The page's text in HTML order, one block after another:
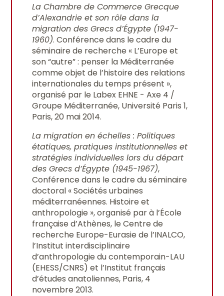
La Chambre de Commerce Grecque
d’Alexandrie et son rôle dans la
migration des Grecs d’Égypte (1947-
1960). Conférence dans le cadre du
séminaire de recherche « L’Europe et
son “autre” : penser la Méditerranée
comme objet de l’histoire des relations
internationales du temps présent »,
organisé par le Labex EHNE - Axe 4 /
Groupe Méditerranée, Université Paris 1,
Paris, 20 mai 2014.
La migration en échelles : Politiques
étatiques, pratiques institutionnelles et
stratégies individuelles lors du départ
des Grecs d’Égypte (1945-1967),
Conférence dans le cadre du séminaire
doctoral « Sociétés urbaines
méditerranéennes. Histoire et
anthropologie », organisé par à l’École
française d’Athènes, le Centre de
recherche Europe-Eurasie de l’INALCO,
l’Institut interdisciplinaire
d’anthropologie du contemporain-LAU
(EHESS/CNRS) et l’Institut français
d’études anatoliennes, Paris, 4
novembre 2013.